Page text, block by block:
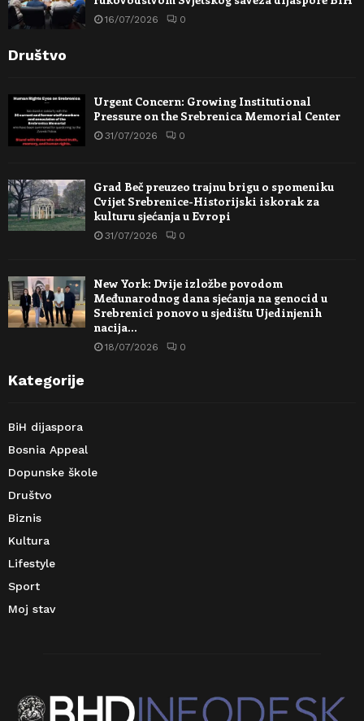
16/07/2026 0
Društvo
Urgent Concern: Growing Institutional
Pressure on the Srebrenica Memorial Center
31/07/2026 0
Grad Beč preuzeo trajnu brigu o spomeniku
Cvijet Srebrenice-Historijski iskorak za
kulturu sjećanja u Evropi
31/07/2026 0
New York: Dvije izložbe povodom
Međunarodnog dana sjećanja na genocid u
Srebrenici ponovo u sjedištu Ujedinjenih
nacija…
18/07/2026 0
Kategorije
BiH dijaspora
Bosnia Appeal
Dopunske škole
Društvo
Biznis
Kultura
Lifestyle
Sport
Moj stav